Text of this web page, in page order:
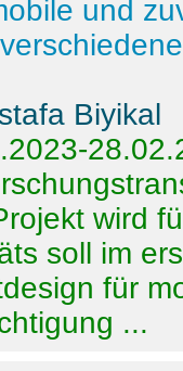
und
Biyikal
wird
soll im
für
...